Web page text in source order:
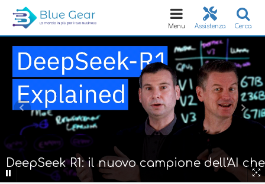
Cerca
Assistenza
Toggle
navigation
Menu
DeepSeek R1: il nuovo campione dell'AI che